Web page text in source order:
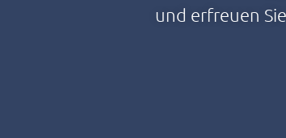
und erfreuen